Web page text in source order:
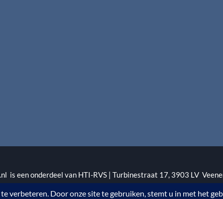
is een onderdeel van HTI-RVS | Turbinestraat 17, 3903 LV